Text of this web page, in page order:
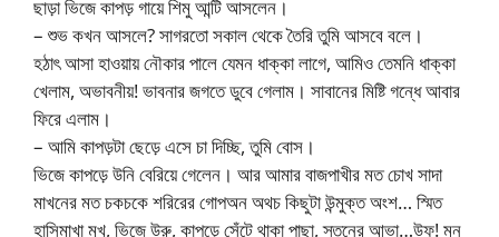
ছাড়া ভিজে কাপড় গায়ে শিমু আন্টি আসলেন।
– শুভ কখন আসলে? সাগরতো সকাল থেকে তৈরি তুমি আসবে বলে।
হঠাৎ আসা হাওয়ায় নৌকার পালে যেমন ধাক্কা লাগে, আমিও তেমনি ধাক্কা
খেলাম, অভাবনীয়! ভাবনার জগতে ডুবে গেলাম। সাবানের মিষ্টি গন্ধে আবার
ফিরে এলাম।
– আমি কাপড়টা ছেড়ে এসে চা দিচ্ছি, তুমি বোস।
ভিজে কাপড়ে উনি বেরিয়ে গেলেন। আর আমার বাজপাখীর মত চোখ সাদা
মাখনের মত চকচকে শরিরের গোপঅন অথচ কিছুটা উন্মুক্ত অংশ… স্মিত
হাসিমাখা মুখ, ভিজে উরু, কাপড়ে সেঁটে থাকা পাছা, স্তনের আভা…উফ! মন